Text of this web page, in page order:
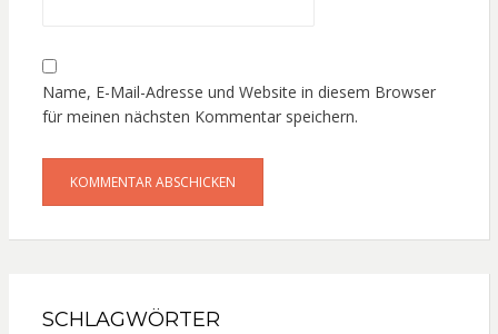
Name, E-Mail-Adresse und Website in diesem Browser
für meinen nächsten Kommentar speichern.
SCHLAGWÖRTER